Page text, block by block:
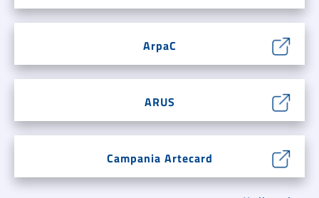
ArpaC
ARUS
Campania Artecard